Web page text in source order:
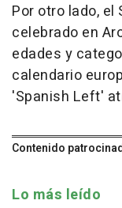
Por otro lado,
celebrado en
edades y
calendario
'Spanish Left'
Contenido
Lo más leído